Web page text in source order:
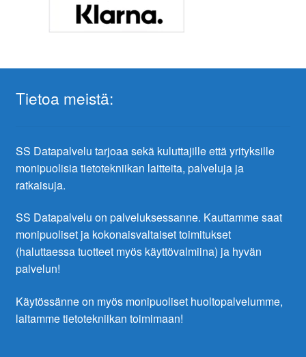
Tietoa meistä:
SS Datapalvelu tarjoaa sekä kuluttajille että yrityksille
monipuolisia tietotekniikan laitteita, palveluja ja
ratkaisuja.
SS Datapalvelu on palveluksessanne. Kauttamme saat
monipuoliset ja kokonaisvaltaiset toimitukset
(haluttaessa tuotteet myös käyttövalmiina) ja hyvän
palvelun!
Käytössänne on myös monipuoliset huoltopalvelumme,
laitamme tietotekniikan toimimaan!